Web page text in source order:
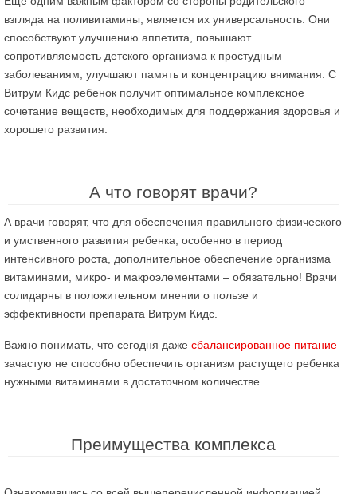
взгляда на поливитамины, является их универсальность. Они
способствуют улучшению аппетита, повышают
сопротивляемость детского организма к простудным
заболеваниям, улучшают память и концентрацию внимания. С
Витрум Кидс ребенок получит оптимальное комплексное
сочетание веществ, необходимых для поддержания здоровья и
хорошего развития.
А что говорят врачи?
А врачи говорят, что для обеспечения правильного физического
и умственного развития ребенка, особенно в период
интенсивного роста, дополнительное обеспечение организма
витаминами, микро- и макроэлементами – обязательно! Врачи
солидарны в положительном мнении о пользе и
эффективности препарата Витрум Кидс.
Важно понимать, что сегодня даже сбалансированное питание
зачастую не способно обеспечить организм растущего ребенка
нужными витаминами в достаточном количестве.
Преимущества комплекса